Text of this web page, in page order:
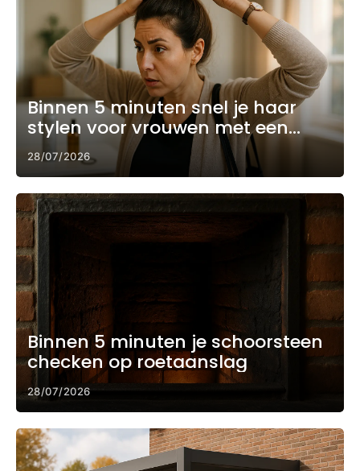
Binnen 5 minuten snel je haar
stylen voor vrouwen met een
drukke ochtend
28/07/2026
Binnen 5 minuten je schoorsteen
checken op roetaanslag
28/07/2026